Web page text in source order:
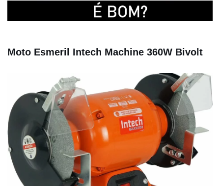
Moto Esmeril Intech Machine 360W Bivolt